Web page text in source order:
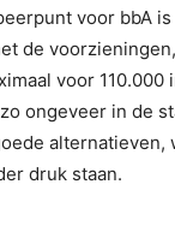
voor bbA
de
voor 110.000
zo ongeveer in de
alternatieven,
druk staan.